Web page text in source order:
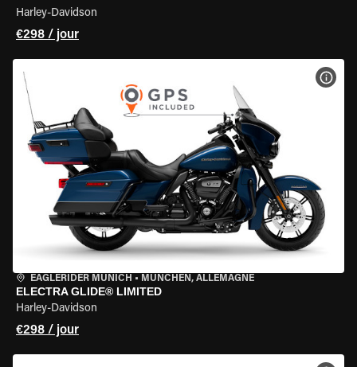
Harley-Davidson
€298 / jour
EAGLERIDER MUNICH • MÜNCHEN, ALLEMAGNE
ELECTRA GLIDE® LIMITED
Harley-Davidson
€298 / jour